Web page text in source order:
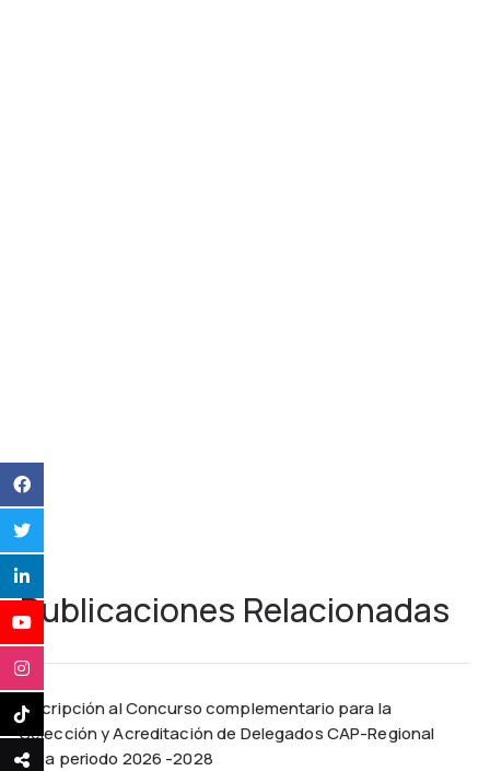
Publicaciones Relacionadas
Inscripción al Concurso complementario para la
Selección y Acreditación de Delegados CAP-Regional
Lima periodo 2026 -2028